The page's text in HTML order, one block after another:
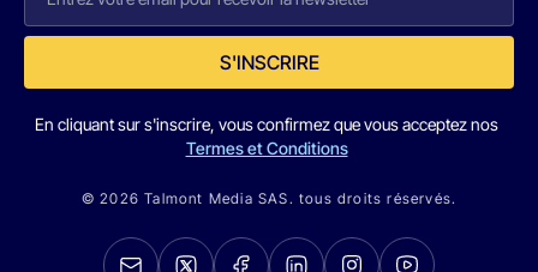
S'INSCRIRE
En cliquant sur s'inscrire, vous confirmez que vous acceptez nos
Termes et Conditions
© 2026 Talmont Media SAS. tous droits réservés.